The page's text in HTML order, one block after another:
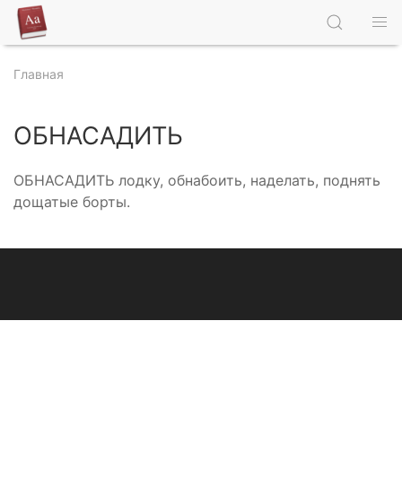
Главная
ОБНАСАДИТЬ
ОБНАСАДИТЬ лодку, обнабоить, наделать, поднять
дощатые борты.